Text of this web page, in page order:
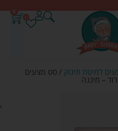
0
למיטת תינוק / סט מצעים
– מיננה